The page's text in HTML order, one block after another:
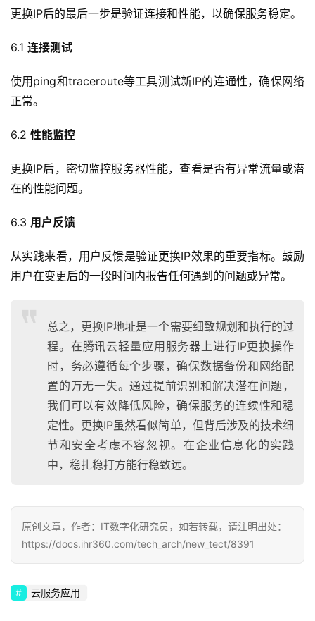
更换IP后的最后一步是验证连接和性能，以确保服务稳定。
6.1 连接测试
使用ping和traceroute等工具测试新IP的连通性，确保网络
正常。
6.2 性能监控
更换IP后，密切监控服务器性能，查看是否有异常流量或潜
在的性能问题。
6.3 用户反馈
从实践来看，用户反馈是验证更换IP效果的重要指标。鼓励
用户在变更后的一段时间内报告任何遇到的问题或异常。
总之，更换IP地址是一个需要细致规划和执行的过
程。在腾讯云轻量应用服务器上进行IP更换操作
时，务必遵循每个步骤，确保数据备份和网络配
置的万无一失。通过提前识别和解决潜在问题，
我们可以有效降低风险，确保服务的连续性和稳
定性。更换IP虽然看似简单，但背后涉及的技术细
节和安全考虑不容忽视。在企业信息化的实践
中，稳扎稳打方能行稳致远。
原创文章，作者：IT数字化研究员，如若转载，请注明出处：
https://docs.ihr360.com/tech_arch/new_tect/8391
云服务应用